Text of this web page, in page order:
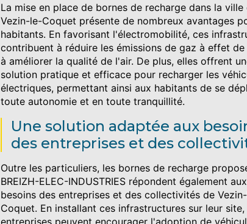
La mise en place de bornes de recharge dans la ville
Vezin-le-Coquet présente de nombreux avantages
habitants. En favorisant l'électromobilité, ces
contribuent à réduire les émissions de gaz à effet de
à améliorer la qualité de l'air. De plus, elles offrent
solution pratique et efficace pour recharger les
électriques, permettant ainsi aux habitants de se
toute autonomie et en toute tranquillité.
Une solution adaptée aux
des entreprises et des
Outre les particuliers, les bornes de recharge
BREIZH-ELEC-INDUSTRIES répondent également aux
besoins des entreprises et des collectivités de
Coquet. En installant ces infrastructures sur leur site,
entreprises peuvent encourager l'adoption de